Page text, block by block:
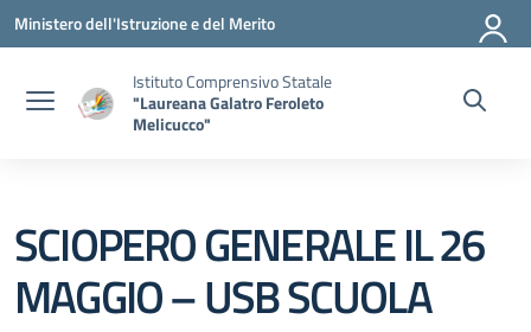
Vai ai contenuti
Vai al menu di navigazione
Vai al footer
Ministero dell'Istruzione e del Merito
Istituto Comprensivo Statale
"Laureana Galatro Feroleto
Melicucco"
SCIOPERO GENERALE IL 26
MAGGIO – USB SCUOLA